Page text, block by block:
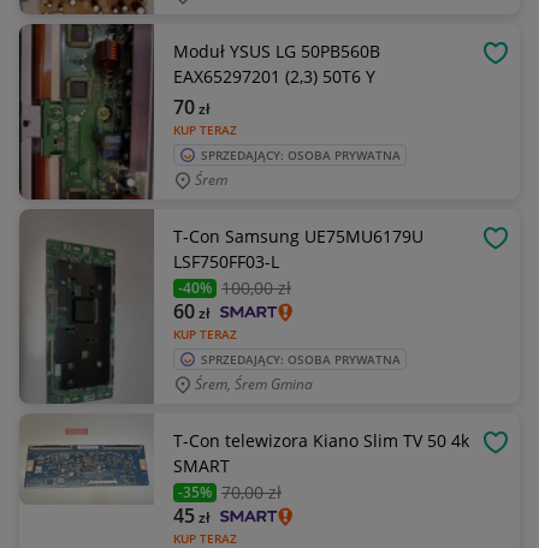
Moduł YSUS LG 50PB560B
EAX65297201 (2,3) 50T6 Y
KUP TERAZ
70zł
SPRZEDAJĄCY: OSOBA PRYWATNA
Śrem
T-Con Samsung UE75MU6179U
LSF750FF03-L
-40% 100,00 zł
KUP TERAZ
60zł
SPRZEDAJĄCY: OSOBA PRYWATNA
Śrem, Śrem Gmina
T-Con telewizora Kiano Slim TV 50 4k
SMART
-35% 70,00 zł
KUP TERAZ
45zł